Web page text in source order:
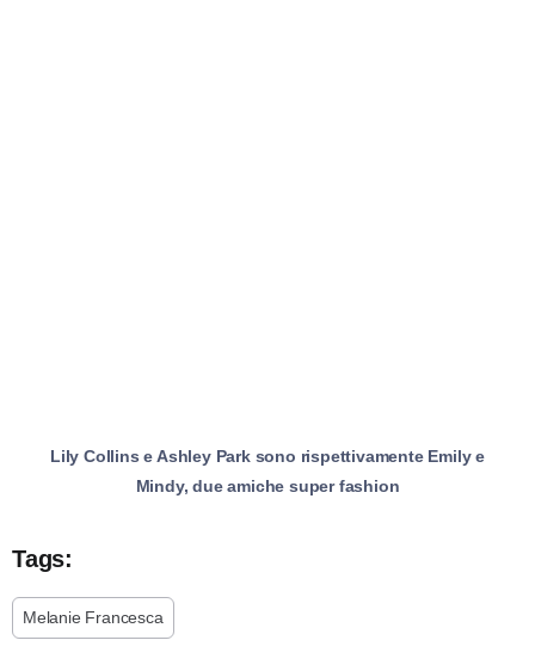
Lily Collins e Ashley Park sono rispettivamente Emily e
Mindy, due amiche super fashion
Tags:
Melanie Francesca